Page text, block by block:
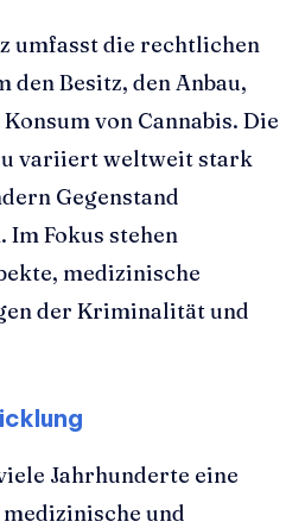
umfasst die rechtlichen
den Besitz, den Anbau,
von Cannabis. Die
variiert weltweit stark
Gegenstand
Fokus stehen
medizinische
der Kriminalität und
Jahrhunderte eine
und